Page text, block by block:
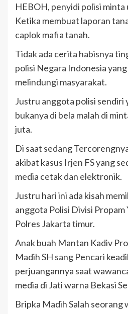
HEBOH, penyidi polisi minta
Ketika membuat laporan
caplok mafia tanah.
Tidak ada cerita habisnya
polisi Negara Indonesia
melindungi masyarakat.
Justru anggota polisi sendiri
bukanya di bela malah di
juta.
Di saat sedang
akibat kasus Irjen FS yang
media cetak dan elektronik.
Justru hari ini ada kisah
anggota Polisi Divisi Propam
Polres Jakarta timur.
Anak buah Mantan Kadiv
Madih SH sang Pencari
perjuangannya saat
media di Jati warna Bekasi
Bripka Madih Salah seorang